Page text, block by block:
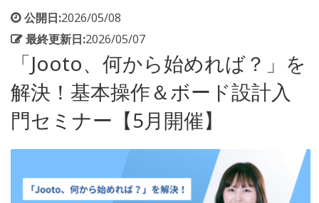
公開日:2026/05/08
最終更新日:2026/05/07
「Jooto、何から始めれば？」を
解決！基本操作＆ボード設計入
門セミナー【5月開催】